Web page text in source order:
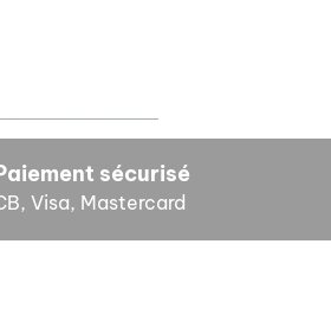
sécurisé
Visa, Mastercard